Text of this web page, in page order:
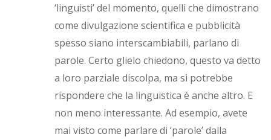
‘linguisti’ del momento, quelli che dimostrano
come divulgazione scientifica e pubblicità
spesso siano interscambiabili, parlano di
parole. Certo glielo chiedono, questo va detto
a loro parziale discolpa, ma si potrebbe
rispondere che la linguistica è anche altro. E
non meno interessante. Ad esempio, avete
mai visto come parlare di ‘parole’ dalla